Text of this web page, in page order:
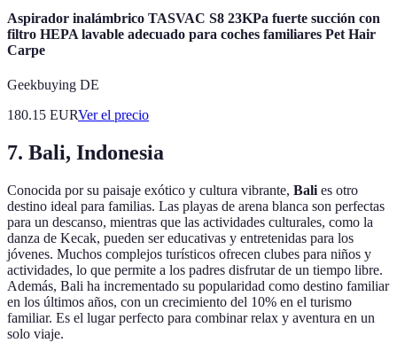
Aspirador inalámbrico TASVAC S8 23KPa fuerte succión con
filtro HEPA lavable adecuado para coches familiares Pet Hair
Carpe
Geekbuying DE
180.15 EURVer el precio
7. Bali, Indonesia
Conocida por su paisaje exótico y cultura vibrante, Bali es otro
destino ideal para familias. Las playas de arena blanca son perfectas
para un descanso, mientras que las actividades culturales, como la
danza de Kecak, pueden ser educativas y entretenidas para los
jóvenes. Muchos complejos turísticos ofrecen clubes para niños y
actividades, lo que permite a los padres disfrutar de un tiempo libre.
Además, Bali ha incrementado su popularidad como destino familiar
en los últimos años, con un crecimiento del 10% en el turismo
familiar. Es el lugar perfecto para combinar relax y aventura en un
solo viaje.